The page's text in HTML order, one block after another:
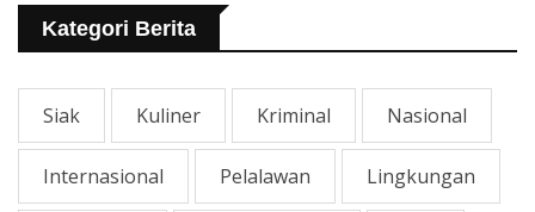
Kategori Berita
Siak Kuliner Kriminal Nasional
Internasional Pelalawan Lingkungan